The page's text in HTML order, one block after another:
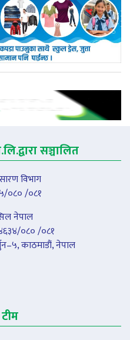
सञ्चालित
विभाग
०८० /०८१
नेपाल
०८० /०८१
काठमाडौं, नेपाल
टीम